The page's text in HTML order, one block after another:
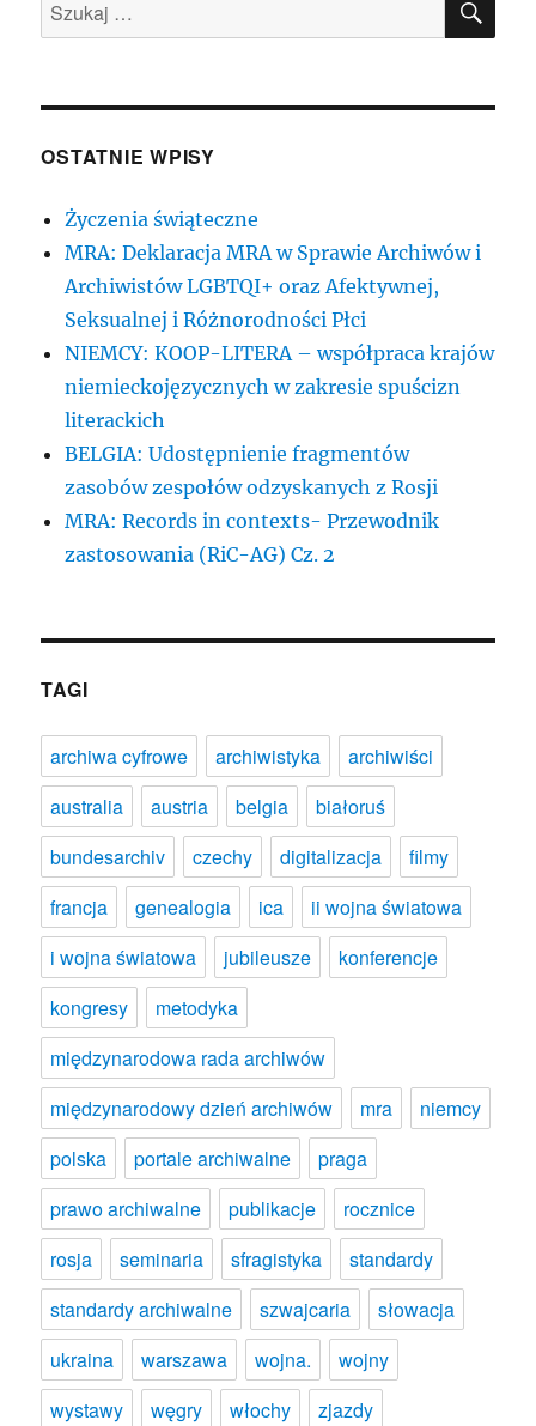
OSTATNIE WPISY
Życzenia świąteczne
MRA: Deklaracja MRA w Sprawie Archiwów i
Archiwistów LGBTQI+ oraz Afektywnej,
Seksualnej i Różnorodności Płci
NIEMCY: KOOP-LITERA – współpraca krajów
niemieckojęzycznych w zakresie spuścizn
literackich
BELGIA: Udostępnienie fragmentów
zasobów zespołów odzyskanych z Rosji
MRA: Records in contexts- Przewodnik
zastosowania (RiC-AG) Cz. 2
TAGI
archiwa cyfrowe archiwistyka
archiwiści
australia
austria belgia
białoruś
bundesarchiv
czechy digitalizacja
filmy
francja
genealogia ica
ii wojna światowa
i wojna światowa
jubileusze
konferencje
kongresy
metodyka
międzynarodowa rada archiwów
międzynarodowy dzień archiwów
mra
niemcy
polska
portale archiwalne
praga
prawo archiwalne
publikacje
rocznice
rosja
seminaria sfragistyka
standardy
standardy archiwalne
szwajcaria
słowacja
ukraina
warszawa wojna.
wojny
wystawy
węgry włochy zjazdy